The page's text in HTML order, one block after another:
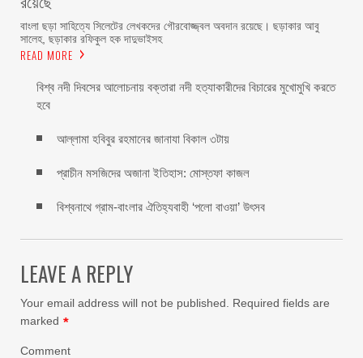
বাংলা ছড়া সাহিত্যে সিলেটের লেখকদের গৌরবোজ্জ্বল অবদান রয়েছে। ছড়াকার আবু
সালেহ, ছড়াকার রফিকুল হক দাদুভাইসহ
READ MORE
বিশ্ব নদী দিবসের আলোচনায় বক্তারা নদী হত্যাকারীদের বিচারের মুখোমুখি করতে
হবে
আল্লামা হবিবুর রহমানের জানাযা বিকাল ৩টায়
প্রাচীন মসজিদের অজানা ইতিহাস: মোস্তফা কাজল
বিশ্বনাথে গ্রাম-বাংলার ঐতিহ্যবাহী ‘পলো বাওয়া’ উৎসব
LEAVE A REPLY
Your email address will not be published.
Required fields are
marked *
Comment